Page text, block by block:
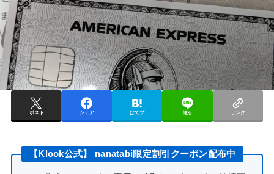
ポスト シェア はてブ 送る リンク
【Klook公式】 nanatabi限定割引クーポン配布中